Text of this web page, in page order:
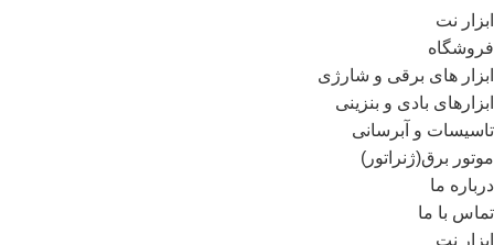
ابزار نت
فروشگاه
ابزار های برقی و شارژی
ابزارهای بادی و بنزینی
تاسیسات و آبرسانی
موتور برق(ژنراتور)
درباره ما
تماس با ما
ابزار نت